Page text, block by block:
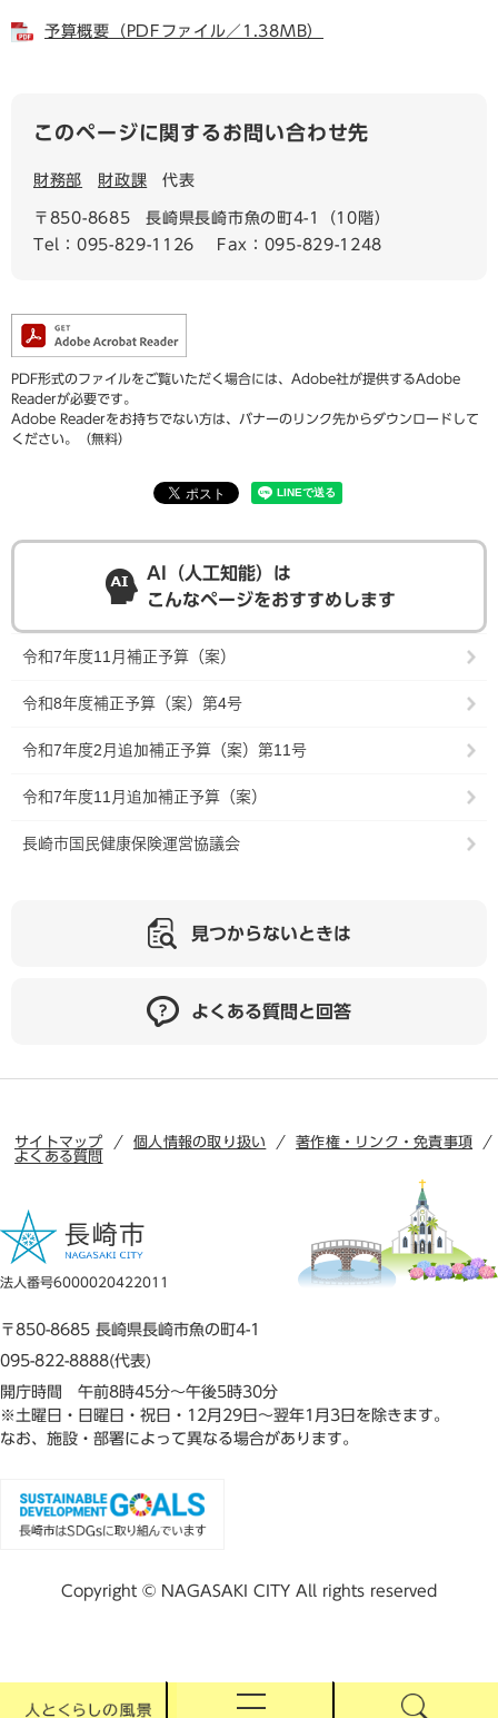
予算概要（PDFファイル／1.38MB）
このページに関するお問い合わせ先
財務部 財政課 代表
〒850-8685
長崎県長崎市魚の町4-1（10階）
Tel：095-829-1126
Fax：095-829-1248
PDF形式のファイルをご覧いただく場合には、Adobe社が提供するAdobe
Readerが必要です。
Adobe Readerをお持ちでない方は、バナーのリンク先からダウンロードして
ください。（無料）
AI（人工知能）は
こんなページをおすすめします
令和7年度11月補正予算（案）
令和8年度補正予算（案）第4号
令和7年度2月追加補正予算（案）第11号
令和7年度11月追加補正予算（案）
長崎市国民健康保険運営協議会
見つからないときは
よくある質問と回答
サイトマップ 個人情報の取り扱い
著作権・リンク・免責事項
よくある質問
法人番号6000020422011
〒850-8685 長崎県長崎市魚の町4-1
095-822-8888(代表)
開庁時間 午前8時45分～午後5時30分
※土曜日・日曜日・祝日・12月29日～翌年1月3日を除きます。
なお、施設・部署によって異なる場合があります。
Copyright © NAGASAKI CITY All rights reserved